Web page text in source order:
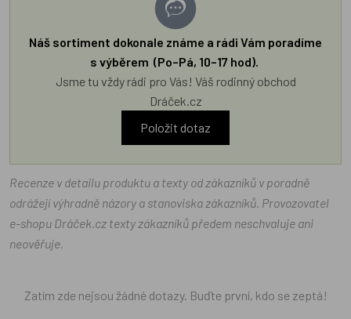
Náš sortiment dokonale známe a rádi Vám poradíme
s výběrem (Po–Pá, 10–17 hod).
Jsme tu vždy rádi pro Vás! Váš rodinný obchod
Dráček.cz
Položit dotaz
Recenze v detailu produktu a texty od zákazníků v poradně
odrážejí výhradně názory a stanoviska zákazníků. Provozovatel
e-shopu Dráček.cz texty zákazníků předem neschvaluje ani
neověřuje.
Zatím zde nejsou žádné dotazy. Buďte první, kdo se zeptá!